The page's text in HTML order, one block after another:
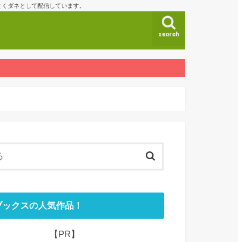
ダネとして配信しています。
search
ックスの人気作品！
【PR】